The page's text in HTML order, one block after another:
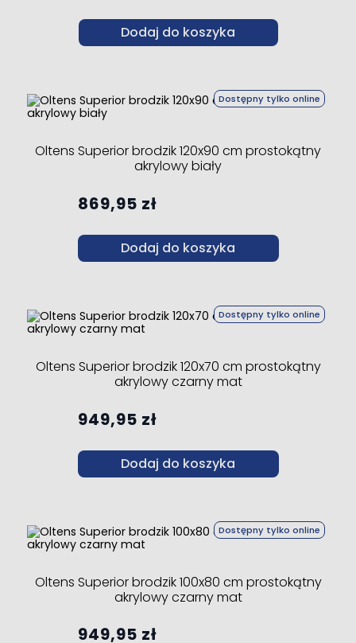
Dodaj do koszyka
Dostępny tylko online
Oltens Superior brodzik 120x90 cm prostokątny
akrylowy biały
869,95 zł
Dodaj do koszyka
Dostępny tylko online
Oltens Superior brodzik 120x70 cm prostokątny
akrylowy czarny mat
949,95 zł
Dodaj do koszyka
Dostępny tylko online
Oltens Superior brodzik 100x80 cm prostokątny
akrylowy czarny mat
949,95 zł